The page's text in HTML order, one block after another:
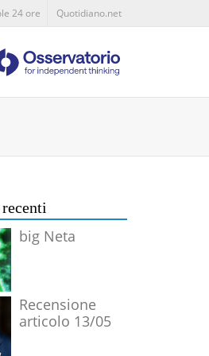
24 ore Quotidiano.net
big Neta
Recensione
articolo 13/05